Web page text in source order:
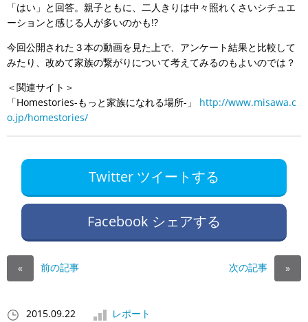
「はい」と回答。親子ともに、二人きりは中々照れくさいシチュエ
ーションと感じる人が多いのかも!?
今回公開された３本の動画を見た上で、アンケート結果と比較して
みたり、改めて家族の繋がりについて考えてみるのもよいのでは？
＜関連サイト＞
「Homestories-もっと家族になれる場所-」 http://www.misawa.c
o.jp/homestories/
Twitter ツイートする
Facebook シェアする
« 前の記事 次の記事 »
2015.09.22
レポート